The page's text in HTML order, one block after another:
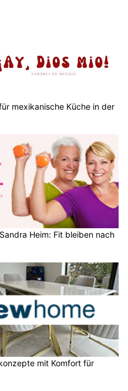
mexikanische Küche in der
Heim: Fit bleiben nach
mit Komfort für